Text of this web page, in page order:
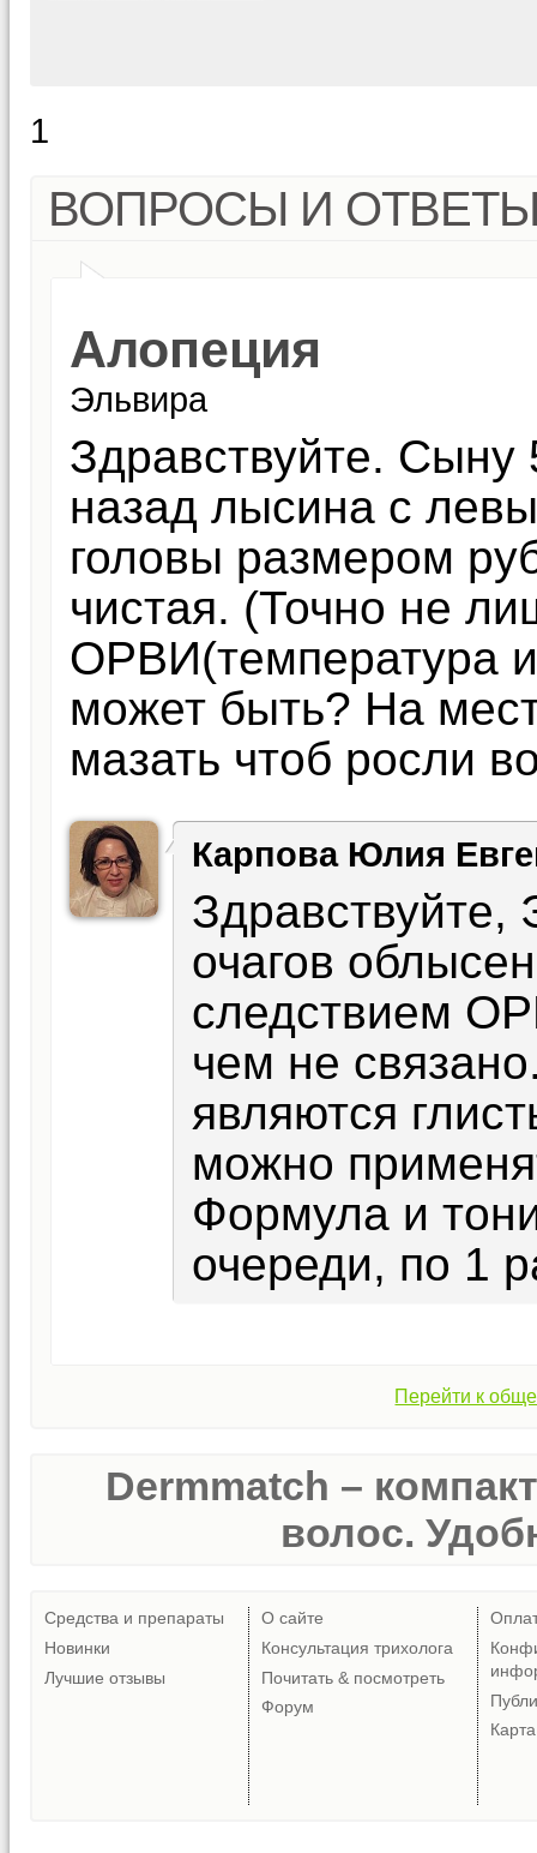
1
ВОПРОСЫ И
Алопеция
Эльвира
Здравствуйте.
назад лысина с
головы размером
чистая. (Точно не
ОРВИ(температура
может быть? На
мазать чтоб росли
Карпова Юлия
Здравствуйте,
очагов
следствием
чем не
являются
можно
Формула и
очереди, по 1
Перейти к
Dermmatch –
волос.
Средства и препараты
Новинки
Лучшие отзывы
О сайте
Консультация трихолога
Почитать & посмотреть
Форум